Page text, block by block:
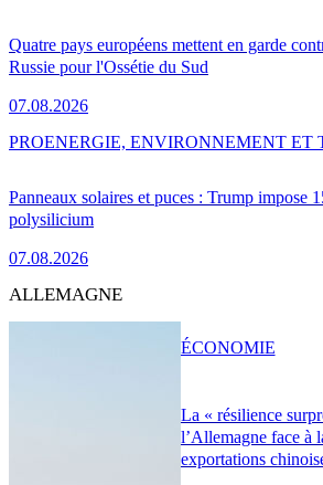
Quatre pays européens mettent en garde
Russie pour l'Ossétie du Sud
07.08.2026
Panneaux solaires et puces : Trump impose
polysilicium
07.08.2026
PROENERGIE, ENVIRONNEMENT ET
ALLEMAGNE
La « résilience
l’Allemagne face à
exportations
ÉCONOMIE